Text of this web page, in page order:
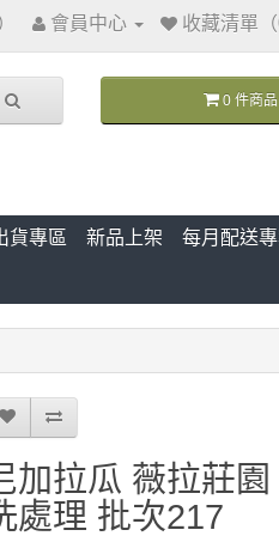
會員中心 收藏清單（
0 件商
貨專區 新品上架 每月配送
加拉瓜 薇拉莊
處理 批次217